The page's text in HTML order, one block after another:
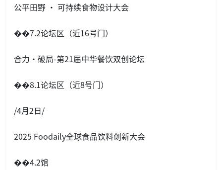
公平田野 · 可持续食物设计大会
��7.2论坛区（近16号门）
合力·破局-第21届中华餐饮双创论坛
��8.1论坛区（近8号门）
/4月2日/
2025 Foodaily全球食品饮料创新大会
��4.2馆